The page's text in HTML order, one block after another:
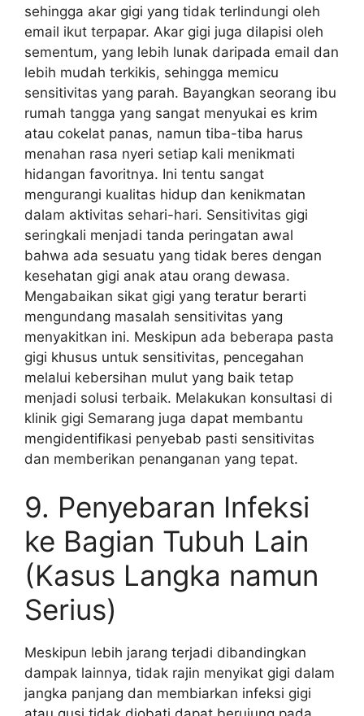
sehingga akar gigi yang tidak terlindungi oleh
email ikut terpapar. Akar gigi juga dilapisi oleh
sementum, yang lebih lunak daripada email dan
lebih mudah terkikis, sehingga memicu
sensitivitas yang parah. Bayangkan seorang ibu
rumah tangga yang sangat menyukai es krim
atau cokelat panas, namun tiba-tiba harus
menahan rasa nyeri setiap kali menikmati
hidangan favoritnya. Ini tentu sangat
mengurangi kualitas hidup dan kenikmatan
dalam aktivitas sehari-hari. Sensitivitas gigi
seringkali menjadi tanda peringatan awal
bahwa ada sesuatu yang tidak beres dengan
kesehatan gigi anak atau orang dewasa.
Mengabaikan sikat gigi yang teratur berarti
mengundang masalah sensitivitas yang
menyakitkan ini. Meskipun ada beberapa pasta
gigi khusus untuk sensitivitas, pencegahan
melalui kebersihan mulut yang baik tetap
menjadi solusi terbaik. Melakukan konsultasi di
klinik gigi Semarang juga dapat membantu
mengidentifikasi penyebab pasti sensitivitas
dan memberikan penanganan yang tepat.
9. Penyebaran Infeksi
ke Bagian Tubuh Lain
(Kasus Langka namun
Serius)
Meskipun lebih jarang terjadi dibandingkan
dampak lainnya, tidak rajin menyikat gigi dalam
jangka panjang dan membiarkan infeksi gigi